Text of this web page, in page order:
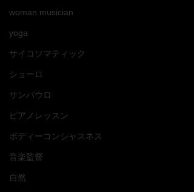
woman musician
yoga
サイコソマティック
ショーロ
サンパウロ
ピアノレッスン
ボディーコンシャスネス
音楽監督
自然